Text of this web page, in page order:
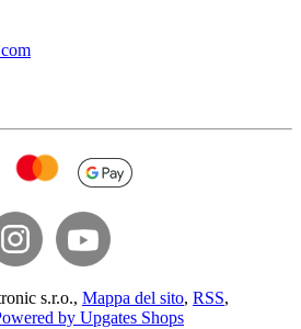
s.r.o., Mappa del sito, RSS,
by Upgates Shops